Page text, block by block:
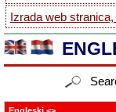
Izrada web